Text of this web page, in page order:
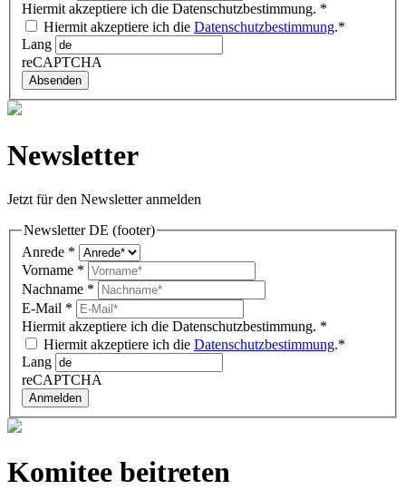
Hiermit akzeptiere ich die Datenschutzbestimmung. *
Hiermit akzeptiere ich die Datenschutzbestimmung.*
Lang
reCAPTCHA
Absenden
Newsletter
Jetzt für den Newsletter anmelden
Newsletter DE (footer)
Anrede *
Vorname *
Nachname *
E-Mail *
Hiermit akzeptiere ich die Datenschutzbestimmung. *
Hiermit akzeptiere ich die Datenschutzbestimmung.*
Lang
reCAPTCHA
Anmelden
Komitee beitreten